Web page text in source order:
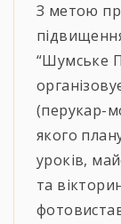
З метою
“Шумське
(перукар-
якого
уроків,
та